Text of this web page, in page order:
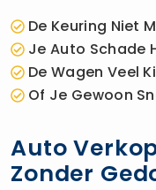
De Keuring Niet
Je Auto Schade
De Wagen Veel
Of Je Gewoon
Auto
Zonder